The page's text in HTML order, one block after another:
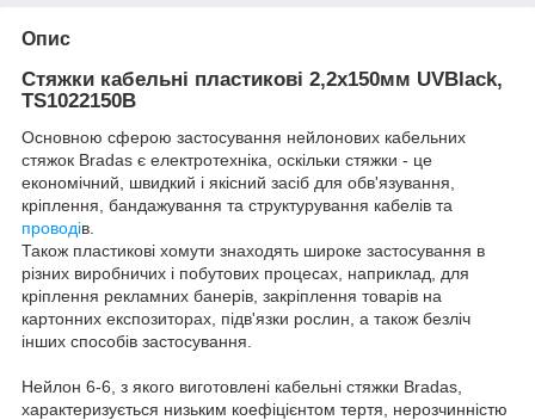
Опис
Стяжки кабельні пластикові 2,2х150мм UVBlack,
TS1022150B
Основною сферою застосування нейлонових кабельних
стяжок Bradas є електротехніка, оскільки стяжки - це
економічний, швидкий і якісний засіб для обв'язування,
кріплення, бандажування та структурування кабелів та
проводів.
Також пластикові хомути знаходять широке застосування в
різних виробничих і побутових процесах, наприклад, для
кріплення рекламних банерів, закріплення товарів на
картонних експозиторах, підв'язки рослин, а також безліч
інших способів застосування.
Нейлон 6-6, з якого виготовлені кабельні стяжки Bradas,
характеризується низьким коефіцієнтом тертя, нерозчинністю